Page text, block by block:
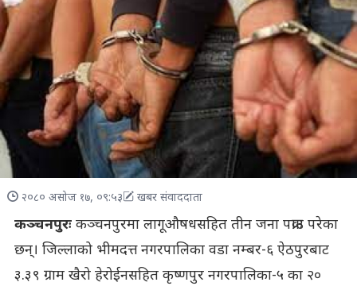
२०८० असोज १७, ०९:५३ खबर संवाददाता
कञ्चनपुरः कञ्चनपुरमा लागूऔषधसहित तीन जना पक्राउ परेका
छन्। जिल्लाको भीमदत्त नगरपालिका वडा नम्बर-६ ऐठपुरबाट
३.३९ ग्राम खैरो हेरोईनसहित कृष्णपुर नगरपालिका-५ का २०